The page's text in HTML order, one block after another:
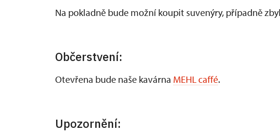
Na pokladně bude možní koupit suvenýry, případně
Občerstvení:
Otevřena bude naše kavárna MEHL caffé.
Upozornění: